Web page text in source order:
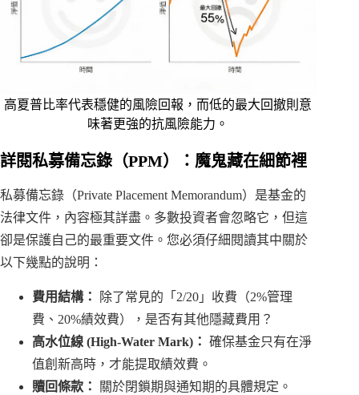
高夏普比率代表穩健的風險回報，而低的最大回撤則意
味著更強的抗風險能力。
詳閱私募備忘錄（PPM）：魔鬼藏在細節裡
私募備忘錄（Private Placement Memorandum）是基金的
法律文件，內容極其詳盡。多數投資者會忽略它，但這
卻是保護自己的最重要文件。您必須仔細閱讀其中關於
以下幾點的說明：
費用結構：
除了常見的「2/20」收費（2%管理
費、20%績效費），是否有其他隱藏費用？
高水位線 (High-Water Mark)： 確保基金只有在淨
值創新高時，才能提取績效費。
贖回條款：
關於閉鎖期與通知期的具體規定。